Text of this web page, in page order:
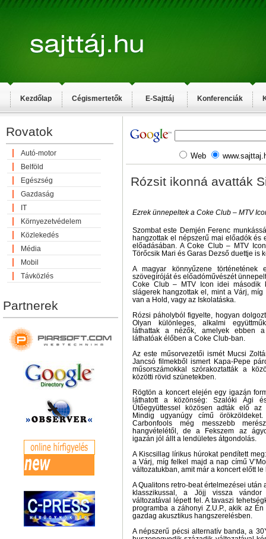
Kezdőlap Cégismertetők E-Sajttáj Konferenciák
Rovatok
Autó-motor
Belföld
Egészség
Gazdaság
IT
Környezetvédelem
Közlekedés
Média
Mobil
Távközlés
Partnerek
Web
Rózsit ikonná avatták
Ezrek ünnepeltek a Coke Club – MTV
Szombat este Demjén Ferenc
hangzottak el népszerű mai előadók és
előadásában. A Coke Club – MTV
Törőcsik Mari és Garas Dezső duettje is
A magyar könnyűzene történetének
szövegíróját és előadóművészét
Coke Club – MTV Icon idei második
slágerek hangzottak el, mint a Várj,
van a Hold, vagy az Iskolatáska.
Rózsi páholyból figyelte, hogyan
Olyan különleges, alkalmi
láthattak a nézők, amelyek ebben
láthatóak élőben a Coke Club-ban.
Az este műsorvezetői ismét Mucsi
Jancsó filmekből ismert Kapa-Pepe
műsorszámokkal szórakoztatták a
közötti rövid szünetekben.
Rögtön a koncert elején egy igazán
láthatott a közönség: Szalóki Ági
Ütőegyüttessel közösen adták elő
Mindig ugyanúgy című
Carbonfools még messzebb
hangvételétől, de a Fekszem az
igazán jól állt a lendületes átgondolás.
A Kiscsillag lírikus húrokat pendített
a Várj, míg felkel majd a nap című
változatukban, amit már a koncert előtt
A Qualitons retro-beat értelmezései után
klasszikussal, a Jöjj vissza vándor
változatával lépett fel. A tavaszi
programba a záhonyi Z.U.P., akik az
gazdag akusztikus hangszerelésben.
A népszerű pécsi alternatív banda, a